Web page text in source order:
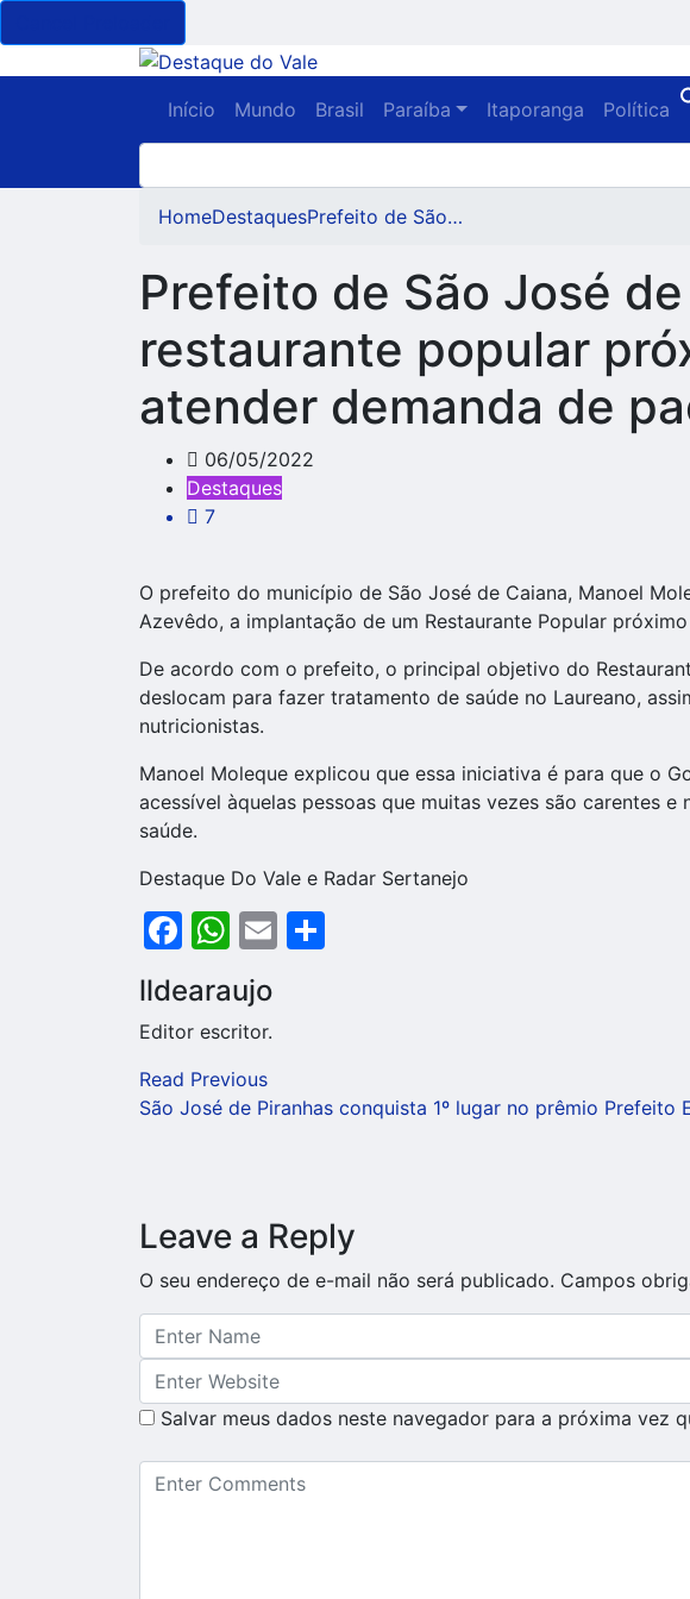
Início Mundo Brasil Paraíba Itaporanga Política
HomeDestaquesPrefeito de São…
Prefeito de São José
restaurante popular
atender demanda de
06/05/2022
Destaques
7
O prefeito do município de São José de Caiana, Manoel
Azevêdo, a implantação de um Restaurante Popular
De acordo com o prefeito, o principal objetivo do
deslocam para fazer tratamento de saúde no Laureano,
nutricionistas.
Manoel Moleque explicou que essa iniciativa é para que o
acessível àquelas pessoas que muitas vezes são carentes
saúde.
Destaque Do Vale e Radar Sertanejo
Facebook
WhatsApp
Email
lldearaujo
Editor escritor.
Read Previous
São José de Piranhas conquista 1º lugar no prêmio Prefeito
Leave a Reply
O seu endereço de e-mail não será publicado. Campos
Salvar meus dados neste navegador para a próxima vez